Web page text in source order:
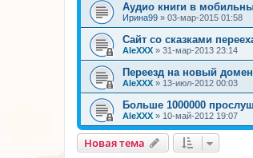
Аудио книги в
Ирина99 » 03-мар-2015 01:58
Сайт со сказками
AleXXX » 31-мар-2013 23:14
Переезд на новый
AleXXX » 13-июл-2012 00:03
Больше 1000000
AleXXX » 10-май-2012 19:07
Новая тема